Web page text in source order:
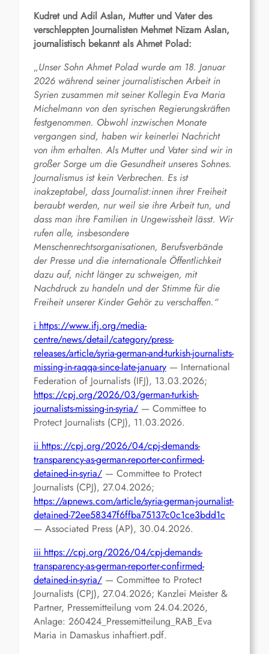
Kudret und Adil Aslan, Mutter und Vater des
verschleppten Journalisten Mehmet Nizam Aslan,
journalistisch bekannt als Ahmet Polad:
„Unser Sohn Ahmet Polad wurde am 18. Januar
2026 während seiner journalistischen Arbeit in
Syrien zusammen mit seiner Kollegin Eva Maria
Michelmann von den syrischen Regierungskräften
festgenommen. Obwohl inzwischen Monate
vergangen sind, haben wir keinerlei Nachricht
von ihm erhalten. Als Mutter und Vater sind wir in
großer Sorge um die Gesundheit unseres Sohnes.
Journalismus ist kein Verbrechen. Es ist
inakzeptabel, dass Journalist:innen ihrer Freiheit
beraubt werden, nur weil sie ihre Arbeit tun, und
dass man ihre Familien in Ungewissheit lässt. Wir
rufen alle, insbesondere
Menschenrechtsorganisationen, Berufsverbände
der Presse und die internationale Öffentlichkeit
dazu auf, nicht länger zu schweigen, mit
Nachdruck zu handeln und der Stimme für die
Freiheit unserer Kinder Gehör zu verschaffen.“
i https://www.ifj.org/media-
centre/news/detail/category/press-
releases/article/syria-german-and-turkish-journalists-
missing-in-raqqa-since-late-january — International
Federation of Journalists (IFJ), 13.03.2026;
https://cpj.org/2026/03/german-turkish-
journalists-missing-in-syria/ — Committee to
Protect Journalists (CPJ), 11.03.2026.
ii https://cpj.org/2026/04/cpj-demands-
transparency-as-german-reporter-confirmed-
detained-in-syria/ — Committee to Protect
Journalists (CPJ), 27.04.2026;
https://apnews.com/article/syria-german-journalist-
detained-72ee58347f6ffba75137c0c1ce3bdd1c
— Associated Press (AP), 30.04.2026.
iii https://cpj.org/2026/04/cpj-demands-
transparency-as-german-reporter-confirmed-
detained-in-syria/ — Committee to Protect
Journalists (CPJ), 27.04.2026; Kanzlei Meister &
Partner, Pressemitteilung vom 24.04.2026,
Anlage: 260424_Pressemitteilung_RAB_Eva
Maria in Damaskus inhaftiert.pdf.